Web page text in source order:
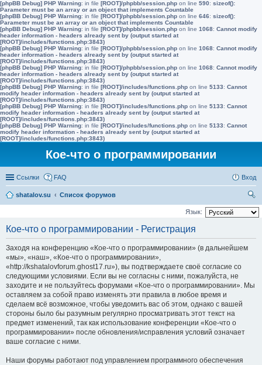
[phpBB Debug] PHP Warning: in file [ROOT]/phpbb/session.php on line 590: sizeof():
Parameter must be an array or an object that implements Countable
[phpBB Debug] PHP Warning: in file [ROOT]/phpbb/session.php on line 646: sizeof():
Parameter must be an array or an object that implements Countable
[phpBB Debug] PHP Warning: in file [ROOT]/phpbb/session.php on line 1068: Cannot modify
header information - headers already sent by (output started at
[ROOT]/includes/functions.php:3843)
[phpBB Debug] PHP Warning: in file [ROOT]/phpbb/session.php on line 1068: Cannot modify
header information - headers already sent by (output started at
[ROOT]/includes/functions.php:3843)
[phpBB Debug] PHP Warning: in file [ROOT]/phpbb/session.php on line 1068: Cannot modify
header information - headers already sent by (output started at
[ROOT]/includes/functions.php:3843)
[phpBB Debug] PHP Warning: in file [ROOT]/includes/functions.php on line 5133: Cannot
modify header information - headers already sent by (output started at
[ROOT]/includes/functions.php:3843)
[phpBB Debug] PHP Warning: in file [ROOT]/includes/functions.php on line 5133: Cannot
modify header information - headers already sent by (output started at
[ROOT]/includes/functions.php:3843)
[phpBB Debug] PHP Warning: in file [ROOT]/includes/functions.php on line 5133: Cannot
modify header information - headers already sent by (output started at
[ROOT]/includes/functions.php:3843)
Кое-что о программировании
Ссылки FAQ Вход
shatalov.su
Список форумов
ои
Язык:
Кое-что о программировании - Регистрация
Заходя на конференцию «Кое-что о программировании» (в дальнейшем
«мы», «наш», «Кое-что о программировании»,
«http://kshatalovforum.ghost17.ru»), вы подтверждаете своё согласие со
следующими условиями. Если вы не согласны с ними, пожалуйста, не
заходите и не пользуйтесь форумами «Кое-что о программировании». Мы
оставляем за собой право изменять эти правила в любое время и
сделаем всё возможное, чтобы уведомить вас об этом, однако с вашей
стороны было бы разумным регулярно просматривать этот текст на
предмет изменений, так как использование конференции «Кое-что о
программировании» после обновления/исправления условий означает
ваше согласие с ними.
Наши форумы работают под управлением программного обеспечения